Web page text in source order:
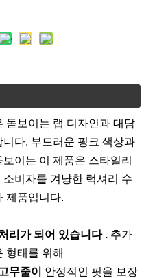
돋보이는 랩 디자인과 대담
다. 부드러운 핑크 색상과
이는 이 제품은 스타일리
비자를 겨냥한 럭셔리 수
제품입니다.
리가 되어 있습니다 . 추가
형태를 위해
무줄이 안정적인 핏을 보장